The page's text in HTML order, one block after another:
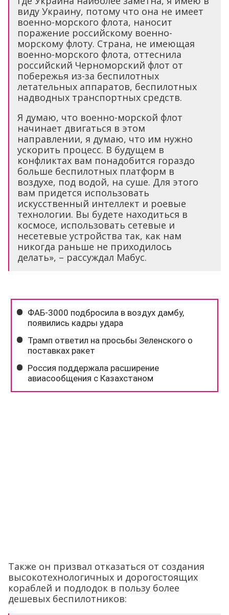
виду Украину, потому что она не имеет
военно-морского флота, наносит
поражение российскому военно-
морскому флоту. Страна, не имеющая
военно-морского флота, оттеснила
российский Черноморский флот от
побережья из-за беспилотных
летательных аппаратов, беспилотных
надводных транспортных средств.
Я думаю, что военно-морской флот
начинает двигаться в этом
направлении, я думаю, что им нужно
ускорить процесс. В будущем в
конфликтах вам понадобится гораздо
больше беспилотных платформ в
воздухе, под водой, на суше. Для этого
вам придется использовать
искусственный интеллект и роевые
технологии. Вы будете находиться в
космосе, использовать сетевые и
несетевые устройства так, как нам
никогда раньше не приходилось
делать», – рассуждал Мабус.
Также он призвал отказаться от создания
высокотехнологичных и дорогостоящих
кораблей и подлодок в пользу более
дешевых беспилотников: